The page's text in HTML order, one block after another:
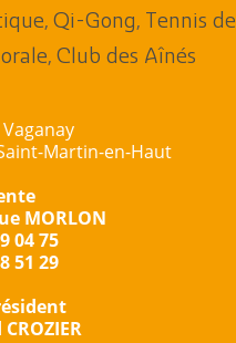
, Qi-Gong, Tennis de
, Club des Aînés
Martin-en-Haut
MORLON
04 75
51 29